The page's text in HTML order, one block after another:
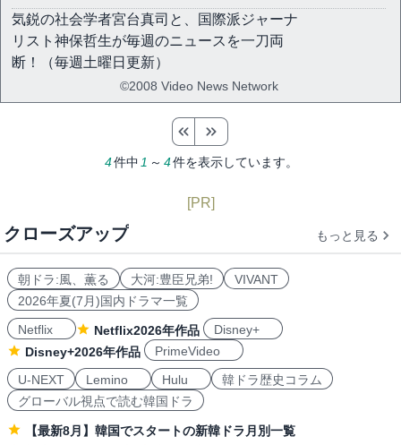
気鋭の社会学者宮台真司と、国際派ジャーナ
リスト神保哲生が毎週のニュースを一刀両
断！（毎週土曜日更新）
©2008 Video News Network
4件中 1 ～ 4件を表示しています。
[PR]
クローズアップ もっと見る
朝ドラ:風、薫る 大河:豊臣兄弟!
VIVANT
2026年夏(7月)国内ドラマ一覧
Netflix
Netflix2026年作品
Disney+
Disney+2026年作品
PrimeVideo
U-NEXT
Lemino Hulu
韓ドラ歴史コラム
グローバル視点で読む韓国ドラ
【最新8月】韓国でスタートの新韓ドラ月別一覧